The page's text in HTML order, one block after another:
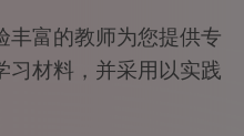
丰富的教师为您提供专
习材料，并采用以实践